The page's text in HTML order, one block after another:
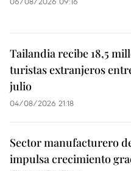
Tailandia recibe 18,5
turistas extranjeros
julio
04/08/2026 21:18
Sector manufacturero
impulsa crecimiento